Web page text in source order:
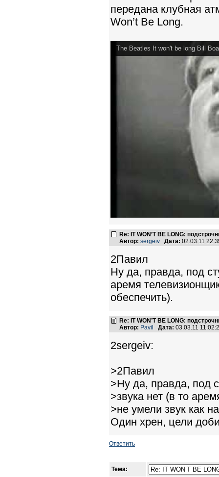
передана клубная
Won’t Be Long.
The Beatles It won't be long Bill
Re: IT WON’T BE LONG:
Автор: sergeiv Дата: 02.03.11
2Павил
Ну да, правда, под
аремя
обеспечить).
Re: IT WON’T BE LONG:
Автор: Pavil Дата: 03.03.11
2sergeiv:
>2Павил
>Ну да, правда, под
>звука нет (в то
>не умели звук как
Один хрен, цели
Ответить
Тема: